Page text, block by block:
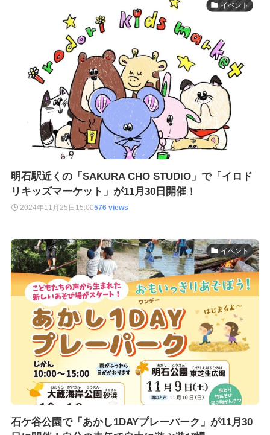
イベント
明石駅近くの「SAKURA CHO STUDIO」で「イロド
リキッズマーケット」が11月30日開催！
2024年11月25日 15:00576 views
イベント
石ケ谷公園で「あかし1DAYプレーパーク」が11月30